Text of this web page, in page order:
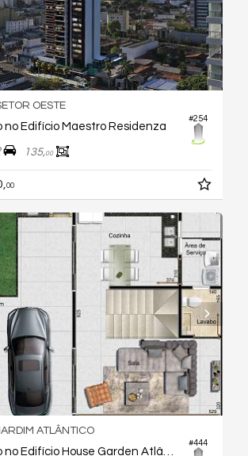
#254
OESTE
Edifício Maestro Residenza
135,00
00
#444
ATLÂNTICO